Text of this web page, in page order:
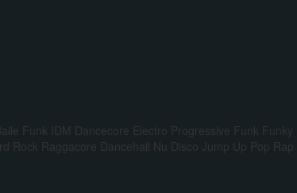
Funk IDM Dancecore Electro Progressive Funk Funky
Rock Raggacore Dancehall Nu Disco Jump Up Pop Rap